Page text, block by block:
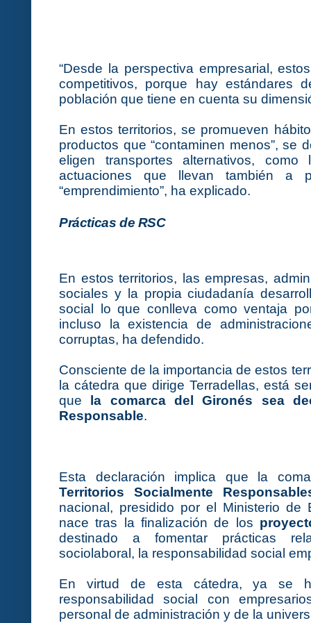
“Desde la perspectiva empresarial,
competitivos, porque hay estándares
población que tiene en cuenta su
En estos territorios, se promueven
productos que “contaminen menos”, se
eligen transportes alternativos,
actuaciones que llevan también a
“emprendimiento”, ha explicado.
Prácticas de RSC
En estos territorios, las empresas,
sociales y la propia ciudadanía
social lo que conlleva como ventaja
incluso la existencia de
corruptas, ha defendido.
Consciente de la importancia de estos
la cátedra que dirige Terradellas, está
que
la comarca del Gironés sea
Responsable.
Esta declaración implica que la
Territorios Socialmente
nacional, presidido por el Ministerio de
nace tras la finalización de los
destinado a fomentar prácticas
sociolaboral, la responsabilidad social
En virtud de esta cátedra, ya se
responsabilidad social con
personal de administración y de la